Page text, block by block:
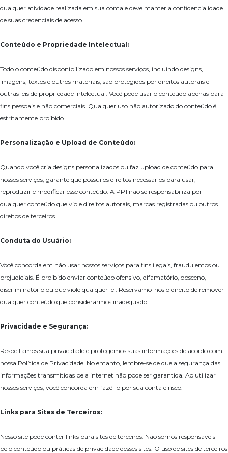
qualquer atividade realizada em sua conta e deve manter a confidencialidade
de suas credenciais de acesso.
Conteúdo e Propriedade Intelectual:
Todo o conteúdo disponibilizado em nossos serviços, incluindo designs,
imagens, textos e outros materiais, são protegidos por direitos autorais e
outras leis de propriedade intelectual. Você pode usar o conteúdo apenas para
fins pessoais e não comerciais. Qualquer uso não autorizado do conteúdo é
estritamente proibido.
Personalização e Upload de Conteúdo:
Quando você cria designs personalizados ou faz upload de conteúdo para
nossos serviços, garante que possui os direitos necessários para usar,
reproduzir e modificar esse conteúdo. A PP1 não se responsabiliza por
qualquer conteúdo que viole direitos autorais, marcas registradas ou outros
direitos de terceiros.
Conduta do Usuário:
Você concorda em não usar nossos serviços para fins ilegais, fraudulentos ou
prejudiciais. É proibido enviar conteúdo ofensivo, difamatório, obsceno,
discriminatório ou que viole qualquer lei. Reservamo-nos o direito de remover
qualquer conteúdo que considerarmos inadequado.
Privacidade e Segurança:
Respeitamos sua privacidade e protegemos suas informações de acordo com
nossa Política de Privacidade. No entanto, lembre-se de que a segurança das
informações transmitidas pela internet não pode ser garantida. Ao utilizar
nossos serviços, você concorda em fazê-lo por sua conta e risco.
Links para Sites de Terceiros:
Nosso site pode conter links para sites de terceiros. Não somos responsáveis
pelo conteúdo ou práticas de privacidade desses sites. O uso de sites de terceiros